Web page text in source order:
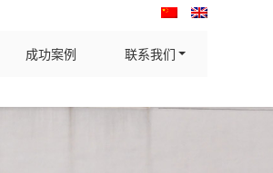
成功案例 联系我们